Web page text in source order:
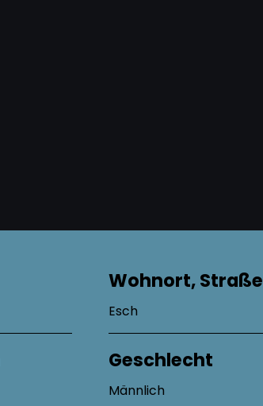
Wohnort, Straße
Esch
Geschlecht
Männlich